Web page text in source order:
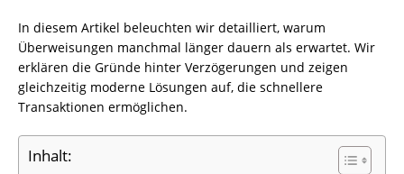
In diesem Artikel beleuchten wir detailliert, warum
Überweisungen manchmal länger dauern als erwartet. Wir
erklären die Gründe hinter Verzögerungen und zeigen
gleichzeitig moderne Lösungen auf, die schnellere
Transaktionen ermöglichen.
Inhalt: